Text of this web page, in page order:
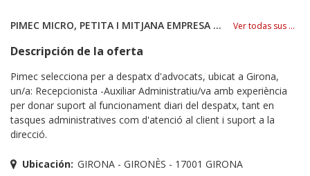
PIMEC MICRO, PETITA I MITJANA EMPRESA DE CATALUNYA Ver todas sus ofertas
Descripción de la oferta
Pimec selecciona per a despatx d'advocats, ubicat a Girona,
un/a: Recepcionista -Auxiliar Administratiu/va amb experiència
per donar suport al funcionament diari del despatx, tant en
tasques administratives com d'atenció al client i suport a la
direcció.
Ubicación: GIRONA - GIRONÈS - 17001 GIRONA